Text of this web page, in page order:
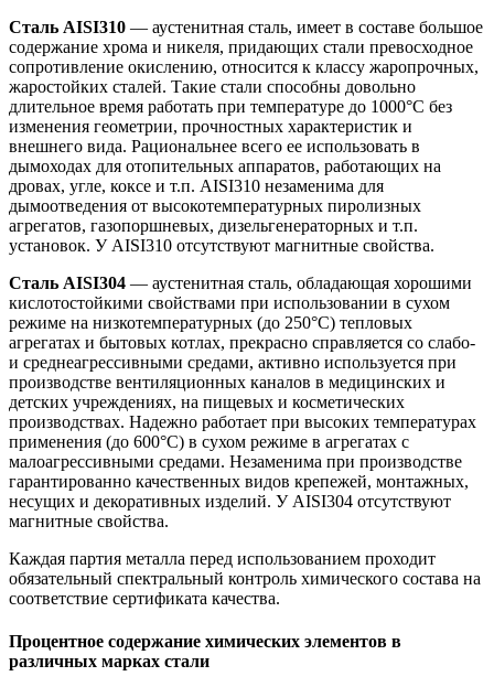
Сталь AISI310 — аустенитная сталь, имеет в составе большое
содержание хрома и никеля, придающих стали превосходное
сопротивление окислению, относится к классу жаропрочных,
жаростойких сталей. Такие стали способны довольно
длительное время работать при температуре до 1000°С без
изменения геометрии, прочностных характеристик и
внешнего вида. Рациональнее всего ее использовать в
дымоходах для отопительных аппаратов, работающих на
дровах, угле, коксе и т.п. AISI310 незаменима для
дымоотведения от высокотемпературных пиролизных
агрегатов, газопоршневых, дизельгенераторных и т.п.
установок. У AISI310 отсутствуют магнитные свойства.
Сталь AISI304 — аустенитная сталь, обладающая хорошими
кислотостойкими свойствами при использовании в сухом
режиме на низкотемпературных (до 250°С) тепловых
агрегатах и бытовых котлах, прекрасно справляется со слабо-
и среднеагрессивными средами, активно используется при
производстве вентиляционных каналов в медицинских и
детских учреждениях, на пищевых и косметических
производствах. Надежно работает при высоких температурах
применения (до 600°С) в сухом режиме в агрегатах с
малоагрессивными средами. Незаменима при производстве
гарантированно качественных видов крепежей, монтажных,
несущих и декоративных изделий. У AISI304 отсутствуют
магнитные свойства.
Каждая партия металла перед использованием проходит
обязательный спектральный контроль химического состава на
соответствие сертификата качества.
Процентное содержание химических элементов в
различных марках стали